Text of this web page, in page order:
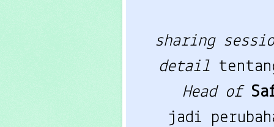
sharing
detail
Head of
jadi